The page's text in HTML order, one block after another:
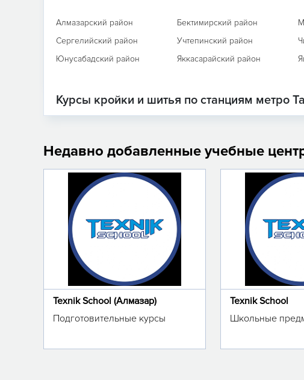
Алмазарский район Бектимирский район
Сергелийский район
Учтепинский район
Юнусабадский район
Яккасарайский район
Курсы кройки и шитья по станциям метро
Недавно добавленные учебные
Texnik School (Алмазар)
Подготовительные курсы
Texnik School
Школьные